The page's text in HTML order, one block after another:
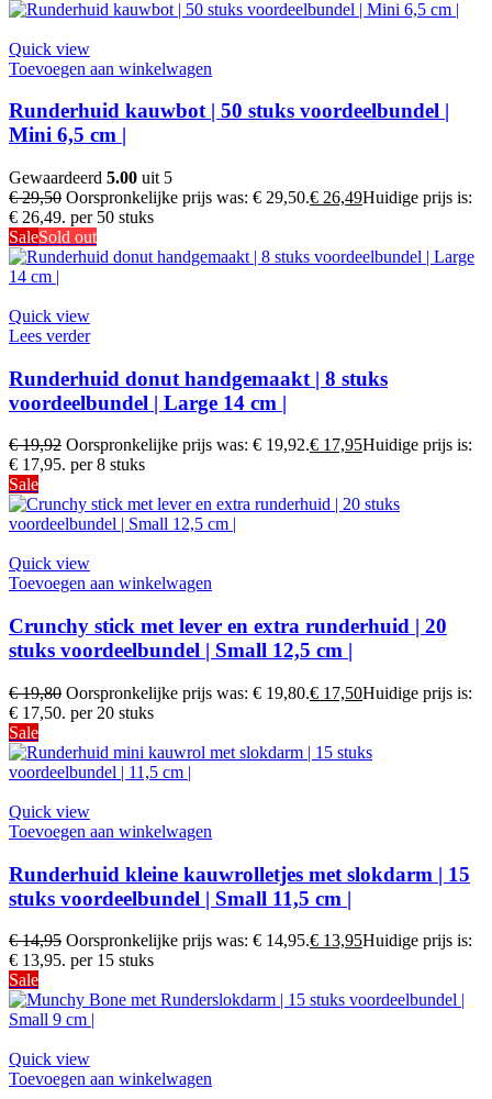
Quick view
Toevoegen aan winkelwagen
Runderhuid kauwbot | 50 stuks voordeelbundel |
Mini 6,5 cm |
Gewaardeerd 5.00 uit 5
€29,50 Oorspronkelijke prijs was: € 29,50.€ 26,49Huidige prijs is:
€ 26,49. per 50 stuks
SaleSold out
Quick view
Lees verder
Runderhuid donut handgemaakt | 8 stuks
voordeelbundel | Large 14 cm |
€19,92 Oorspronkelijke prijs was: € 19,92.€ 17,95Huidige prijs is:
€ 17,95. per 8 stuks
Sale
Quick view
Toevoegen aan winkelwagen
Crunchy stick met lever en extra runderhuid | 20
stuks voordeelbundel | Small 12,5 cm |
€19,80 Oorspronkelijke prijs was: € 19,80.€ 17,50Huidige prijs is:
€ 17,50. per 20 stuks
Sale
Quick view
Toevoegen aan winkelwagen
Runderhuid kleine kauwrolletjes met slokdarm | 15
stuks voordeelbundel | Small 11,5 cm |
€14,95 Oorspronkelijke prijs was: € 14,95.€ 13,95Huidige prijs is:
€ 13,95. per 15 stuks
Sale
Quick view
Toevoegen aan winkelwagen